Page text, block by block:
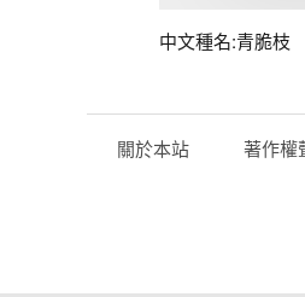
中文種名:青脆枝
關於本站 著作權